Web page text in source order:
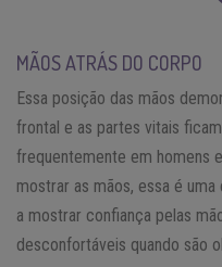
MÃOS ATRÁS DO CORPO
Essa posição das mãos
frontal e as partes vitais
frequentemente em homens
mostrar as mãos, essa é
a mostrar confiança pelas
desconfortáveis quando são